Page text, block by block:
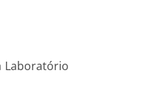
Laboratório